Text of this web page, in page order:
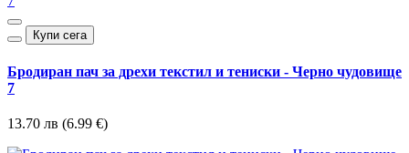
Купи сега
Бродиран пач за дрехи текстил и тениски - Черно чудовище
7
13.70 лв (6.99 €)